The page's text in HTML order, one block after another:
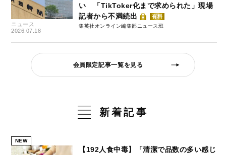
ニュース
2026.07.18
い 「TikToker化まで求められた」現場
記者から不満続出
有料
集英社オンライン編集部ニュース班
会員限定記事一覧を見る
新着記事
NEW
【192人食中毒】「清潔で品数の多い感じ